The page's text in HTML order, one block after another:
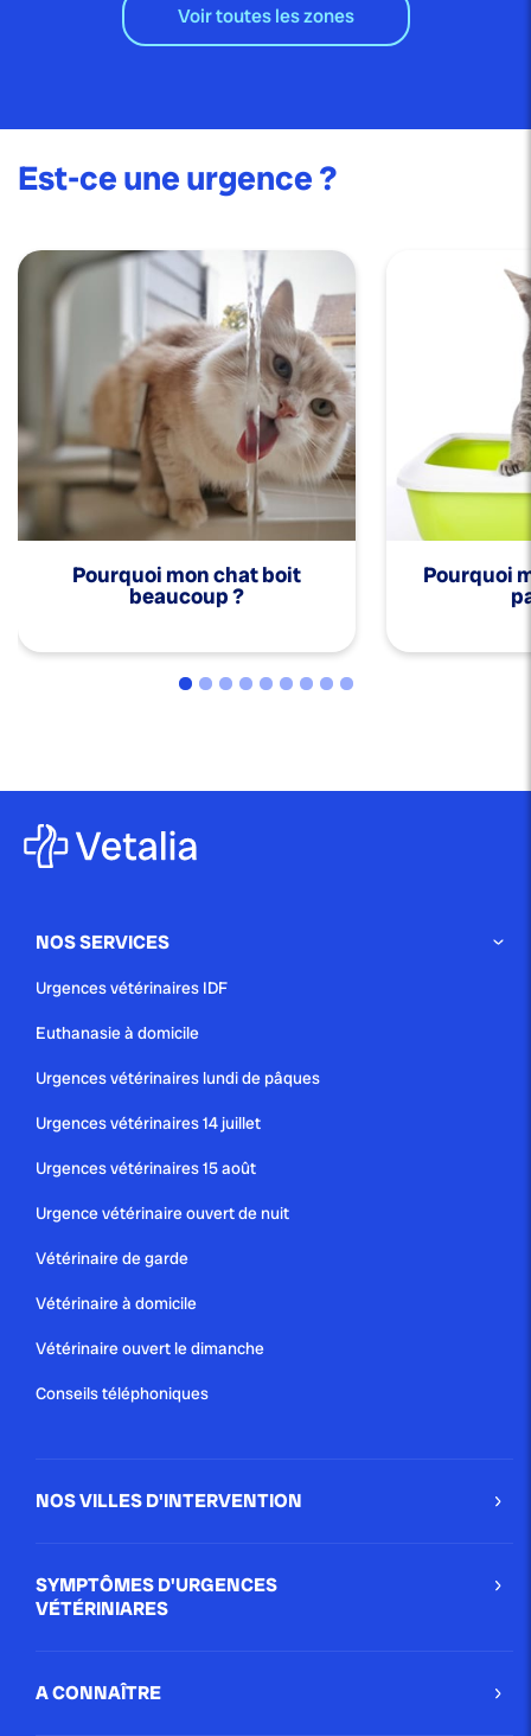
Voir toutes les zones
Est-ce une urgence ?
Pourquoi mon chat boit
beaucoup ?
Pourquoi
NOS SERVICES
Urgences vétérinaires IDF
Euthanasie à domicile
Urgences vétérinaires lundi de pâques
Urgences vétérinaires 14 juillet
Urgences vétérinaires 15 août
Urgence vétérinaire ouvert de nuit
Vétérinaire de garde
Vétérinaire à domicile
Vétérinaire ouvert le dimanche
Conseils téléphoniques
NOS VILLES D'INTERVENTION
SYMPTÔMES D'URGENCES
VÉTÉRINIARES
A CONNAÎTRE